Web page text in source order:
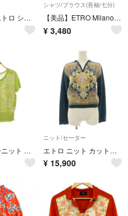
美品 ETRO エトロ シルク 切替 ニット セーター 半袖 総柄 42 ネイビー×マルチ レディース 古着 中古 USED
シャツ/ブラウス(長袖/七分)
【美品】ETRO Milano ストライプシャツ 長袖 L マルチカラー
¥ 3,480
エトロ サマーニット セーター 半袖 シルク混 ペイズリー 切替 40
ニット/セーター
エトロ ニット カットソー 薄手 切替 絹 シルク ウール 長袖 花柄 青
¥ 15,900